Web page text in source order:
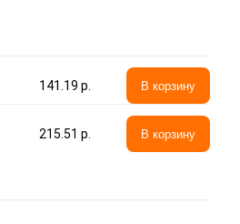
141.19 p. В корзину
215.51 p. В корзину